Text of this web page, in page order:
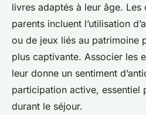
livres adaptés à leur âge. Les
parents incluent l’utilisation
ou de jeux liés au patrimoine
plus captivante. Associer les
leur donne un sentiment
participation active, essentiel
durant le séjour.